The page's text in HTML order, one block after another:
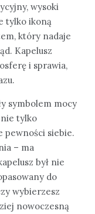
wysoki
tylko ikoną
który nadaje
Kapelusz
i sprawia,
symbolem mocy
tylko
pewności siebie.
– ma
był nie
do
wybierzesz
nowoczesną